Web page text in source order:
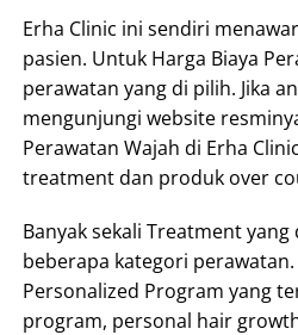
Erha Clinic ini sendiri
pasien. Untuk Harga Biaya
perawatan yang di pilih. Jika
mengunjungi website
Perawatan Wajah di Erha
treatment dan produk over
Banyak sekali Treatment
beberapa kategori
Personalized Program yang
program, personal hair